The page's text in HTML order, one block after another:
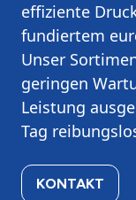
effiziente
fundiertem
Unser
geringen
Leistung
Tag
KONTAKT